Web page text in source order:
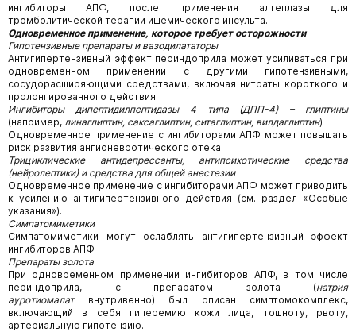
ингибиторы АПФ, после применения алтеплазы для
тромболитической терапии ишемического инсульта.
Одновременное применение, которое требует осторожности
Гипотензивные препараты и вазодилататоры
Антигипертензивный эффект периндоприла может усиливаться при
одновременном применении с другими гипотензивными,
сосудорасширяющими средствами, включая нитраты короткого и
пролонгированного действия.
Ингибиторы дипептидилпептидазы 4 типа (ДПП-4) – глиптины
(например, линаглиптин, саксаглиптин, ситаглиптин, вилдаглиптин)
Одновременное применение с ингибиторами АПФ может повышать
риск развития ангионевротического отека.
Трициклические антидепрессанты, антипсихотические средства
(нейролептики) и средства для общей анестезии
Одновременное применение с ингибиторами АПФ может приводить
к усилению антигипертензивного действия (см. раздел «Особые
указания»).
Симпатомиметики
Симпатомиметики могут ослаблять антигипертензивный эффект
ингибиторов АПФ.
Препараты золота
При одновременном применении ингибиторов АПФ, в том числе
периндоприла, с препаратом золота (натрия
ауротиомалатвнутривенно) был описан симптомокомплекс,
включающий в себя гиперемию кожи лица, тошноту, рвоту,
артериальную гипотензию.